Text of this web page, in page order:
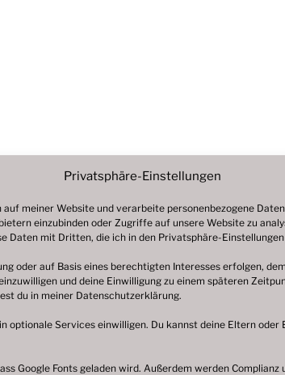
Privatsphäre-Einstellungen
meiner Website und verarbeite personenbezogene
einzubinden oder Zugriffe auf unsere Website zu
Daten mit Dritten, die ich in den Privatsphäre-Einstellungen
oder auf Basis eines berechtigten Interesses erfolgen,
und deine Einwilligung zu einem späteren
du in meiner Datenschutzerklärung.
optionale Services einwilligen. Du kannst deine Eltern
Google Fonts geladen wird. Außerdem werden